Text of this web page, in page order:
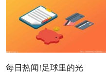
每日热闻!足球里的光